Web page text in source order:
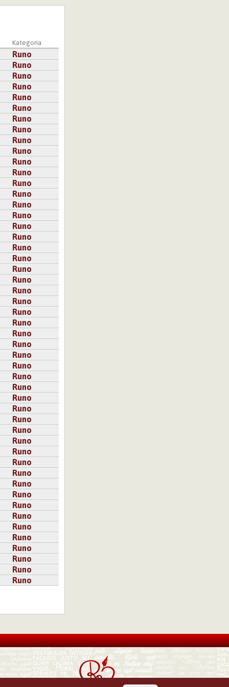
Kategoria
Runo
Runo
Runo
Runo
Runo
Runo
Runo
Runo
Runo
Runo
Runo
Runo
Runo
Runo
Runo
Runo
Runo
Runo
Runo
Runo
Runo
Runo
Runo
Runo
Runo
Runo
Runo
Runo
Runo
Runo
Runo
Runo
Runo
Runo
Runo
Runo
Runo
Runo
Runo
Runo
Runo
Runo
Runo
Runo
Runo
Runo
Runo
Runo
Runo
Runo